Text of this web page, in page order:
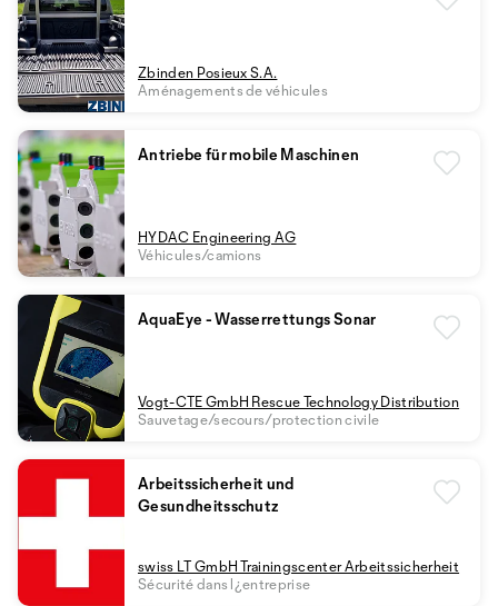
Zbinden Posieux S.A.
Aménagements de véhicules
Antriebe für mobile Maschinen
HYDAC Engineering AG
Véhicules/camions
AquaEye - Wasserrettungs Sonar
Vogt-CTE GmbH Rescue Technology Distribution
Sauvetage/secours/protection civile
Arbeitssicherheit und
Gesundheitsschutz
swiss LT GmbH Trainingscenter Arbeitssicherheit
Sécurité dans l¿entreprise